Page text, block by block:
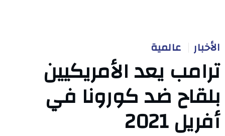
الأخبار عالمية
ترامب يعد الأمريكيين
بلقاح ضد كورونا في
أفريل 2021